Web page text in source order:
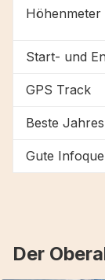
Höhenmeter
Start- und
GPS Track
Beste
Gute
Der